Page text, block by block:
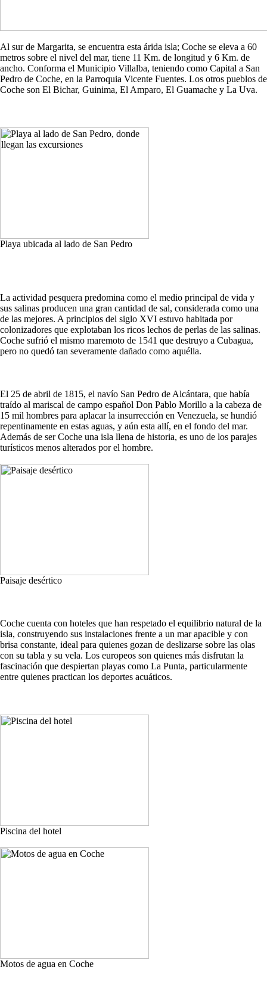
Al sur de Margarita, se encuentra esta árida isla; Coche se eleva a 60
metros sobre el nivel del mar, tiene 11 Km. de longitud y 6 Km. de
ancho. Conforma el Municipio Villalba, teniendo como Capital a San
Pedro de Coche, en la Parroquia Vicente Fuentes. Los otros pueblos de
Coche son El Bichar, Guinima, El Amparo, El Guamache y La Uva.
Playa ubicada al lado de San Pedro
La actividad pesquera predomina como el medio principal de vida y
sus salinas producen una gran cantidad de sal, considerada como una
de las mejores. A principios del siglo XVI estuvo habitada por
colonizadores que explotaban los ricos lechos de perlas de las salinas.
Coche sufrió el mismo maremoto de 1541 que destruyo a Cubagua,
pero no quedó tan severamente dañado como aquélla.
El 25 de abril de 1815, el navío San Pedro de Alcántara, que había
traído al mariscal de campo español Don Pablo Morillo a la cabeza de
15 mil hombres para aplacar la insurrección en Venezuela, se hundió
repentinamente en estas aguas, y aún esta allí, en el fondo del mar.
Además de ser Coche una isla llena de historia, es uno de los parajes
turísticos menos alterados por el hombre.
Paisaje desértico
Coche cuenta con hoteles que han respetado el equilibrio natural de la
isla, construyendo sus instalaciones frente a un mar apacible y con
brisa constante, ideal para quienes gozan de deslizarse sobre las olas
con su tabla y su vela. Los europeos son quienes más disfrutan la
fascinación que despiertan playas como La Punta, particularmente
entre quienes practican los deportes acuáticos.
Piscina del hotel
Motos de agua en Coche